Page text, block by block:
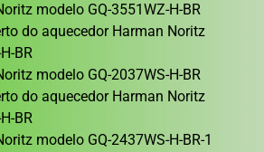
modelo GQ-3551WZ-H-BR
do aquecedor Harman Noritz
BR
modelo GQ-2037WS-H-BR
do aquecedor Harman Noritz
BR
modelo GQ-2437WS-H-BR-1